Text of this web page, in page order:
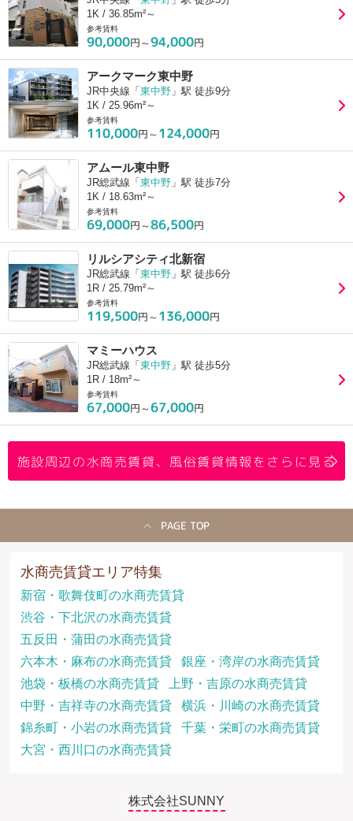
1K / 36.85m²～
参考賃料
90,000円～94,000円
アークマーク東中野
JR中央線「 東中野 」駅 徒歩9分
1K / 25.96m²～
参考賃料
110,000円～ 124,000円
アムール東中野
JR総武線「 東中野 」駅 徒歩7分
1K / 18.63m²～
参考賃料
69,000円～86,500円
リルシアシティ北新宿
JR総武線「 東中野 」駅 徒歩6分
1R / 25.79m²～
参考賃料
119,500円～ 136,000円
マミーハウス
JR総武線「 東中野 」駅 徒歩5分
1R / 18m²～
参考賃料
67,000円～67,000円
施設周辺の水商売賃貸、風俗賃貸情報をさらに見る
PAGE TOP
水商売賃貸エリア特集
新宿・歌舞伎町の水商売賃貸
渋谷・下北沢の水商売賃貸
五反田・蒲田の水商売賃貸
六本木・麻布の水商売賃貸
銀座・湾岸の水商売賃貸
池袋・板橋の水商売賃貸
上野・吉原の水商売賃貸
中野・吉祥寺の水商売賃貸
横浜・川崎の水商売賃貸
錦糸町・小岩の水商売賃貸
千葉・栄町の水商売賃貸
大宮・西川口の水商売賃貸
株式会社SUNNY